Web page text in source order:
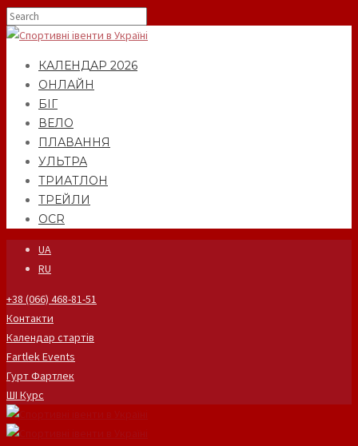
КАЛЕНДАР 2026
ОНЛАЙН
БІГ
ВЕЛО
ПЛАВАННЯ
УЛЬТРА
ТРИАТЛОН
ТРЕЙЛИ
OCR
UA
RU
+38 (066) 468-81-51
Контакти
Календар стартів
Fartlek Events
Гурт Фартлек
ШІ Курс